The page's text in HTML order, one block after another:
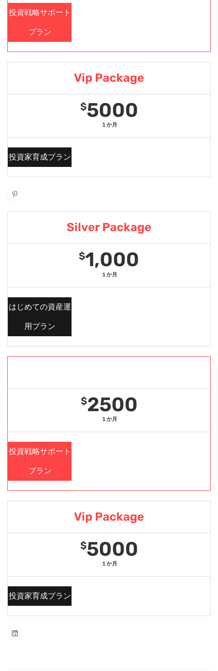
投資戦略サポート
プラン
Vip Package
$5000
１か月
投資家育成プラン
Silver Package
$1,000
１か月
はじめての資産運
用プラン
$2500
１か月
投資戦略サポート
プラン
Vip Package
$5000
１か月
投資家育成プラン